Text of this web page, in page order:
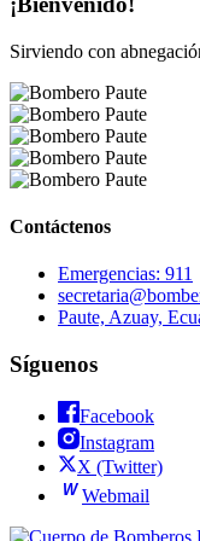
Sirviendo con
Contáctenos
Emergencias: 911
Paute, Azuay,
Síguenos
Facebook
Instagram
X (Twitter)
W Webmail